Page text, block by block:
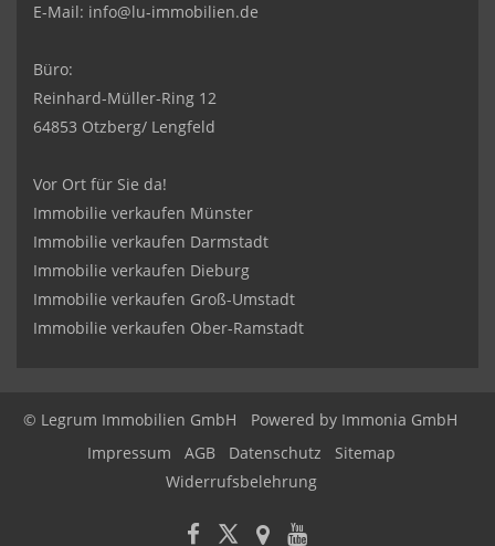
E-Mail: info@lu-immobilien.de
Büro:
Reinhard-Müller-Ring 12
64853 Otzberg/ Lengfeld
Vor Ort für Sie da!
Immobilie verkaufen Münster
Immobilie verkaufen Darmstadt
Immobilie verkaufen Dieburg
Immobilie verkaufen Groß-Umstadt
Immobilie verkaufen Ober-Ramstadt
© Legrum Immobilien GmbH Powered by Immonia GmbH
Impressum
AGB Datenschutz
Sitemap
Widerrufsbelehrung